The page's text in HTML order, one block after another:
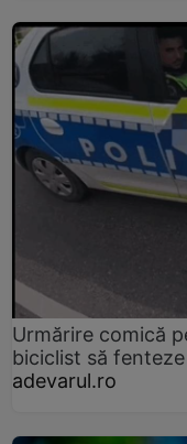
Urmărire comică
biciclist să
adevarul.ro